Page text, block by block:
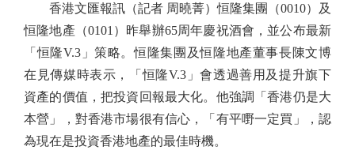
香港文匯報訊（記者 周曉菁）恒隆集團（0010）及
恒隆地產（0101）昨舉辦65周年慶祝酒會，並公布最新
「恒隆V.3」策略。恒隆集團及恒隆地產董事長陳文博
在見傳媒時表示，「恒隆V.3」會透過善用及提升旗下
資產的價值，把投資回報最大化。他強調「香港仍是大
本營」，對香港市場很有信心，「有平嘢一定買」，認
為現在是投資香港地產的最佳時機。